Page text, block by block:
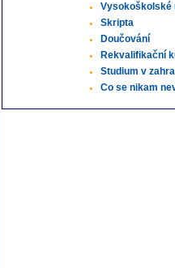
Vysokoškolské
Skripta
Doučování
Rekvalifikační
Studium v
Co se nikam